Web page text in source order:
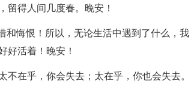
留得人间几度春。晚安！
和悔恨！所以，无论生活中遇到了什么，我
好活着！晚安！
在乎，你会失去；太在乎，你也会失去。